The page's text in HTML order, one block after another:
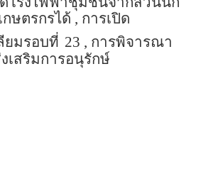
ษตรกรได้ , การเปิด
ยมรอบที่ 23 , การพิจารณา
เสริมการอนุรักษ์